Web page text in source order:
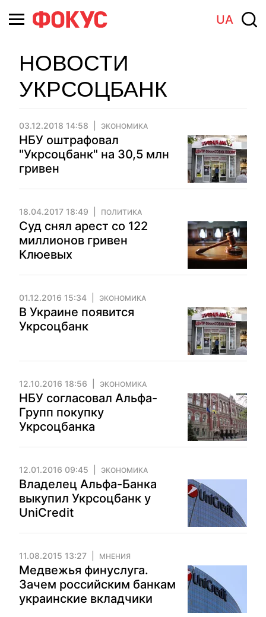
UA
НОВОСТИ
УКРСОЦБАНК
03.12.2018 14:58 ЭКОНОМИКА
НБУ оштрафовал
"Укрсоцбанк" на 30,5 млн
гривен
18.04.2017 18:49 ПОЛИТИКА
Суд снял арест со 122
миллионов гривен
Клюевых
01.12.2016 15:34 ЭКОНОМИКА
В Украине появится
Укрсоцбанк
12.10.2016 18:56 ЭКОНОМИКА
НБУ согласовал Альфа-
Групп покупку
Укрсоцбанка
12.01.2016 09:45 ЭКОНОМИКА
Владелец Альфа-Банка
выкупил Укрсоцбанк у
UniCredit
11.08.2015 13:27 МНЕНИЯ
Медвежья финуслуга.
Зачем российским банкам
украинские вкладчики